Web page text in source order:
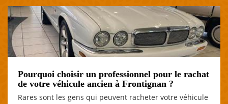
Pourquoi choisir un professionnel pour le rachat
de votre véhicule ancien à Frontignan ?
Rares sont les gens qui peuvent racheter votre véhicule